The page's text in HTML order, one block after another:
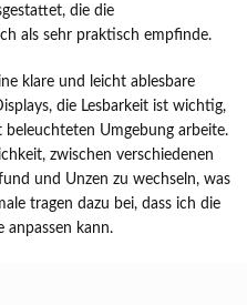
die die
als sehr praktisch empfinde.
klare und leicht ablesbare
die Lesbarkeit ist wichtig,
Umgebung arbeite.
zwischen verschiedenen
und Unzen zu wechseln, was
tragen dazu bei, dass ich die
anpassen kann.